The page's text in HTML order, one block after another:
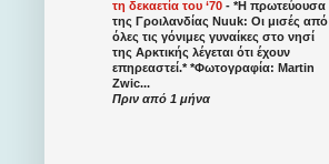
τη δεκαετία του ‘70 - *Η πρωτεύουσα
της Γροιλανδίας Nuuk: Οι μισές από
όλες τις γόνιμες γυναίκες στο νησί
της Αρκτικής λέγεται ότι έχουν
επηρεαστεί.* *Φωτογραφία: Martin
Zwic...
Πριν από 1 μήνα